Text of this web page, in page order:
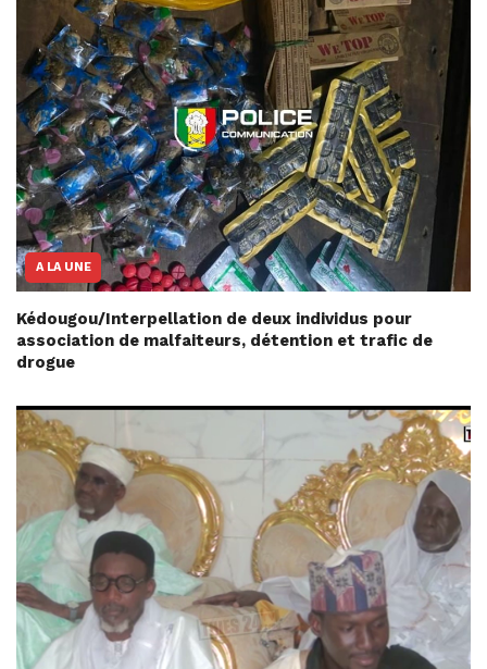
A LA UNE
Kédougou/Interpellation de deux individus pour
association de malfaiteurs, détention et trafic de
drogue